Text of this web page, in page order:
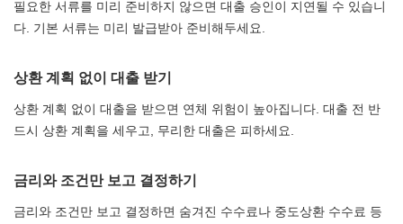
필요한 서류를 미리 준비하지 않으면 대출 승인이 지연될 수 있습니
다. 기본 서류는 미리 발급받아 준비해두세요.
상환 계획 없이 대출 받기
상환 계획 없이 대출을 받으면 연체 위험이 높아집니다. 대출 전 반
드시 상환 계획을 세우고, 무리한 대출은 피하세요.
금리와 조건만 보고 결정하기
금리와 조건만 보고 결정하면 숨겨진 수수료나 중도상환 수수료 등